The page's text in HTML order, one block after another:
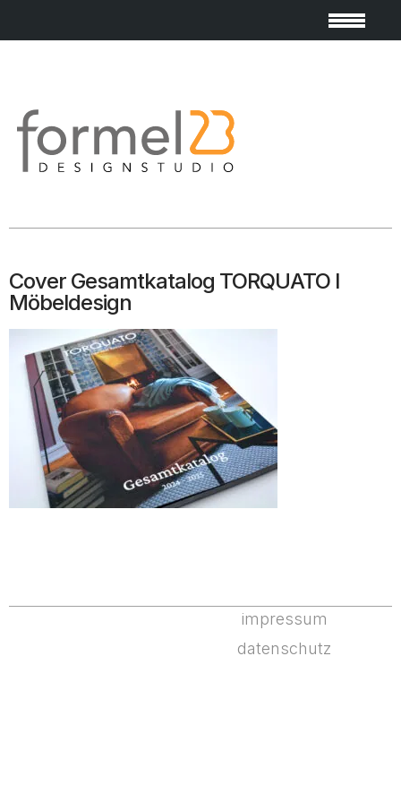
Cover Gesamtkatalog TORQUATO I
Möbeldesign
impressum
datenschutz